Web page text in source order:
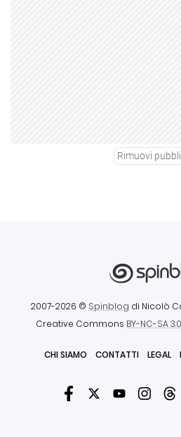
Rimuovi
2007-2026 © Spinblog di Nicolò
Creative Commons BY-NC-SA 3.0
CHI SIAMO CONTATTI LEGAL